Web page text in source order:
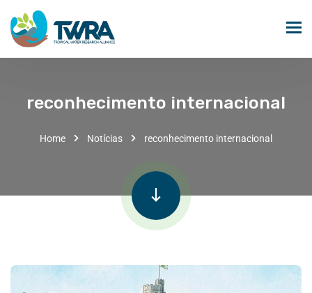
reconhecimento internacional
Home Notícias reconhecimento internacional